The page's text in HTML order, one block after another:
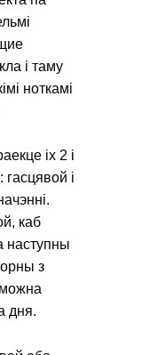
і таму
ноткамі
іх 2 і
і
каб
наступны
з
дня.